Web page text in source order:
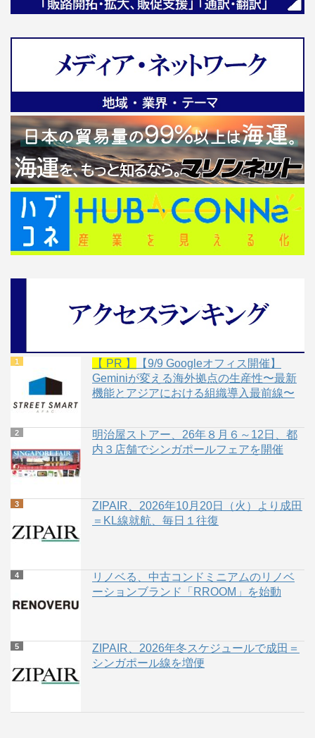
【 PR 】
【9/9 Googleオフィス開催】
Geminiが変える海外拠点の生産性〜最新
機能とアジアにおける組織導入最前線〜
明治屋ストアー、26年８月６～12日、都
内３店舗でシンガポールフェアを開催
ZIPAIR、2026年10月20日（火）より成田
＝KL線就航、毎日１往復
リノベる、中古コンドミニアムのリノベ
ーションブランド「RROOM」を始動
ZIPAIR、2026年冬スケジュールで成田＝
シンガポール線を増便